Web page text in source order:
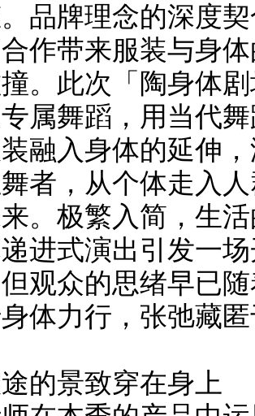
品牌理念的深度
作带来服装与身
。此次「陶身体
属舞蹈，用当代
融入身体的延伸
，从个体走入人
。极繁入简，生
递进式演出引发一
观众的思绪早已
体力行，张弛藏
景致穿在身上